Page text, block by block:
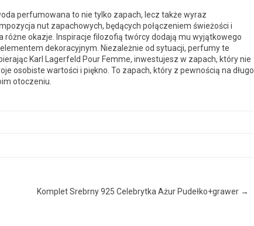
perfumowana to nie tylko zapach, lecz także wyraz
nut zapachowych, będących połączeniem świeżości i
różne okazje. Inspiracje filozofią twórcy dodają mu wyjątkowego
dekoracyjnym. Niezależnie od sytuacji, perfumy te
Karl Lagerfeld Pour Femme, inwestujesz w zapach, który nie
osobiste wartości i piękno. To zapach, który z pewnością na długo
otoczeniu.
Komplet Srebrny 925 Celebrytka Ażur Pudełko+grawer →